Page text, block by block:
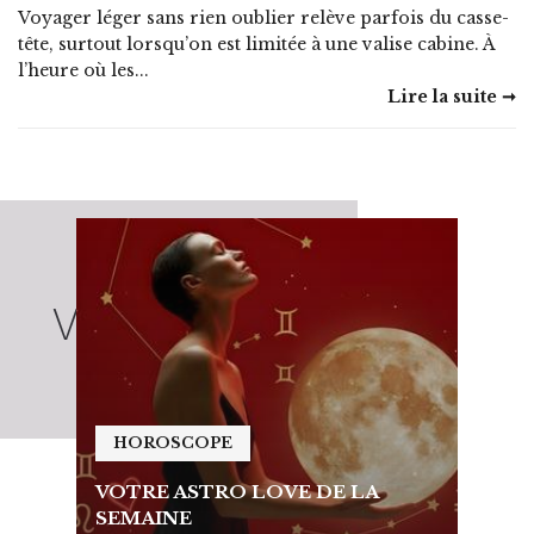
Voyager léger sans rien oublier relève parfois du casse-
tête, surtout lorsqu’on est limitée à une valise cabine. À
l’heure où les...
Lire la suite ➞
HOROSCOPE
VOTRE ASTRO LOVE DE LA
SEMAINE